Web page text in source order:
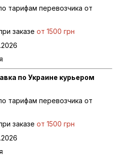
тарифам перевозчика от
заказе от 1500 грн
по Украине курьером
тарифам перевозчика от
заказе от 1500 грн